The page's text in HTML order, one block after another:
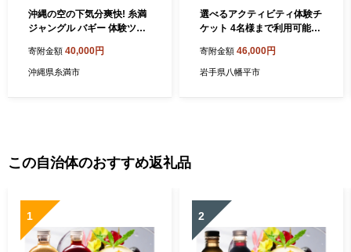
沖縄の空の下気分爽快! 糸満
ジャングル バギー 体験ツア
アクティビティ 乗車体験 11
～15歳 体験チケット アクテ
寄附金額 40,000円
沖縄県糸満市
選べるアクティビティ体験チ
ケット 4名様まで利用可能
ーフィールド安比】 ／ 観光
オフロード アウトドア アク
寄附金額 46,000円
岩手県八幡平市
この自治体のおすすめ返礼品
1 2